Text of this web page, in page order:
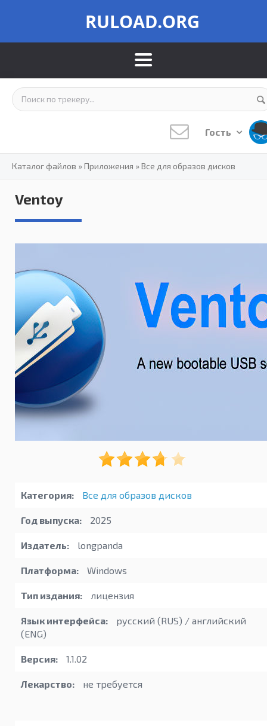
RULOAD.ORG
Гость
Каталог файлов »Приложения »Все для образов дисков
Ventoy
Категория: Все для образов дисков
Год выпуска: 2025
Издатель: longpanda
Платформа: Windows
Тип издания: лицензия
Язык интерфейса:
русский (RUS) / английский
(ENG)
Версия: 1.1.02
Лекарство: не требуется